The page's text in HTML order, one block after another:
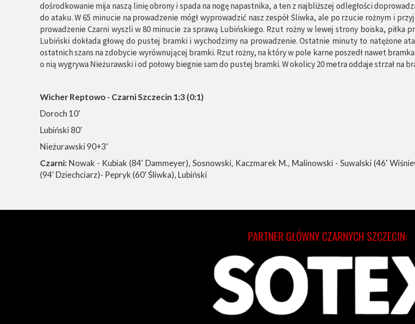
dośrodkowanie mija naszą linię obrony i spada na nogę napastnika, a ten z najbliższej odległości
do ataku. W 65 minucie na prowadzenie mógł wyprowadzić nasz zespół Śliwka, ale po rzucie rożnym i
prowadzenie Czarni wyszli w 80 minucie za sprawą Lubińskiego. Rzut rożny w lewej strony boiska, piłka
Lubiński dokłada głowę do pustej bramki i wychodzimy na prowadzenie. Ostatnie minuty to natężone
ostatnich szans na zdobycie wyrównującej bramki. Rzut rożny, na który w pole karne poszedł nawet
o nią wygrywa Nieżurawski i od połowy biegnie sam do pustej bramki. W okolicy 20 metra oddaje strzał na
Wicher Reptowo - Czarni Szczecin 1:3 (0:1)
Doroch 10'
Lubiński 80'
Nieżurawski 90+3'
Czarni: Nowak - Kubiak (84' Dammeyer), Sosnowski, Kaczmarek M., Malinowski - Suwalski (46'
(94' Dziechciarz)- Pepryk (60' Śliwka), Lubiński
PARTNER GŁÓWNY CZARNYCH SZCZECIN: